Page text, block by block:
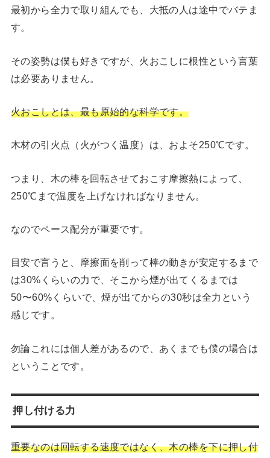
最初から全力で取り組んでも、大抵の人は途中でバテま
す。
その姿勢は僕も好きですが、火おこしに根性という言葉
は必要ありません。
火おこしとは、最も原始的な科学です。
木材の引火点（火がつく温度）は、およそ250℃です。
つまり、木の棒を回転させておこす摩擦熱によって、
250℃まで温度を上げなければなりません。
なのでペース配分が重要です。
目安で言うと、摩擦面を削って棒の動きが安定するまで
は30%くらいの力で、そこから煙が出てくるまでは
50〜60%くらいで、煙が出てからの30秒は全力という
感じです。
勿論これには個人差があるので、あくまでも僕の場合は
ということです。
押し付ける力
重要なのは回転する速度ではなく、木の棒を下に押し付